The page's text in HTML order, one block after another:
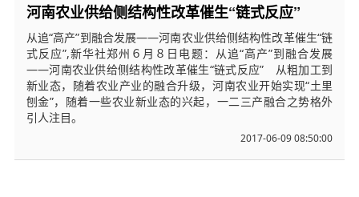
河南农业供给侧结构性改革催生“链式反应”
从追“高产”到融合发展——河南农业供给侧结构性改革催生“链
式反应”,新华社郑州６月８日电题：从追“高产”到融合发展
——河南农业供给侧结构性改革催生“链式反应” 从粗加工到
新业态，随着农业产业的融合升级，河南农业开始实现“土里
刨金”，随着一些农业新业态的兴起，一二三产融合之势格外
引人注目。
2017-06-09 08:50:00